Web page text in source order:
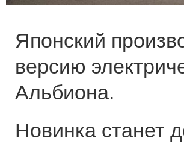
Японский
версию
Альбиона.
Новинка станет